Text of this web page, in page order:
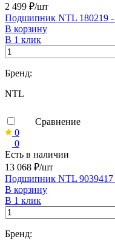
2 499 ₽/шт
Подшипник NTL 180219 -
В корзину
В 1 клик
Бренд:
NTL
Сравнение
0
0
Есть в наличии
13 068 ₽/шт
Подшипник NTL
В корзину
В 1 клик
Бренд: